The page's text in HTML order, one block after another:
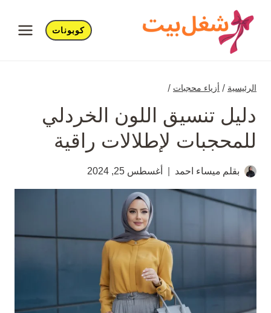
المحتوى
كوبونات
الرئيسية / أزياء محجبات /
دليل تنسيق اللون الخردلي
للمحجبات لإطلالات راقية
بقلم ميساء احمد أغسطس 25, 2024